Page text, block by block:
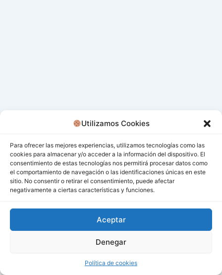
Utilizamos Cookies
Para ofrecer las mejores experiencias, utilizamos tecnologías como las
cookies para almacenar y/o acceder a la información del dispositivo. El
consentimiento de estas tecnologías nos permitirá procesar datos como
el comportamiento de navegación o las identificaciones únicas en este
sitio. No consentir o retirar el consentimiento, puede afectar
negativamente a ciertas características y funciones.
Aceptar
Denegar
Política de cookies
Todos los derechos © 2026 San Miguel De Los Bancos |